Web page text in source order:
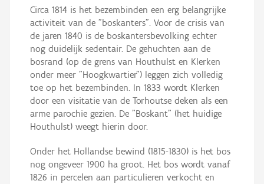
Circa 1814 is het bezembinden een erg belangrijke
activiteit van de "boskanters". Voor de crisis van
de jaren 1840 is de boskantersbevolking echter
nog duidelijk sedentair. De gehuchten aan de
bosrand (op de grens van Houthulst en Klerken
onder meer "Hoogkwartier") leggen zich volledig
toe op het bezembinden. In 1833 wordt Klerken
door een visitatie van de Torhoutse deken als een
arme parochie gezien. De "Boskant" (het huidige
Houthulst) weegt hierin door.
Onder het Hollandse bewind (1815-1830) is het bos
nog ongeveer 1900 ha groot. Het bos wordt vanaf
1826 in percelen aan particulieren verkocht en